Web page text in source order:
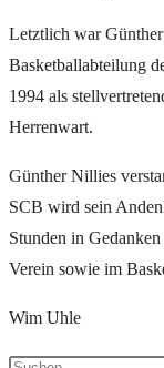
Letztlich war Günther
Basketballabteilung
1994 als
Herrenwart.
Günther Nillies
SCB wird sein
Stunden in
Verein sowie im
Wim Uhle